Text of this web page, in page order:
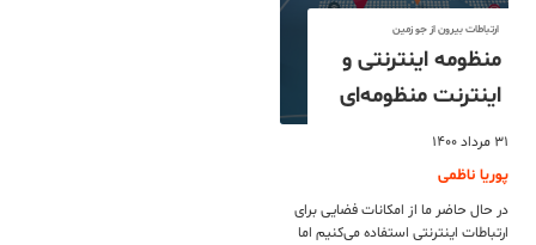
ارتباطات بیرون از جو زمین
منظومه اینترنتی و
اینترنت منظومه‌ای
۳۱ مرداد ۱۴۰۰
پوریا ناظمی
در حال حاضر ما از امکانات فضایی برای
ارتباطات اینترنتی استفاده می‌کنیم اما